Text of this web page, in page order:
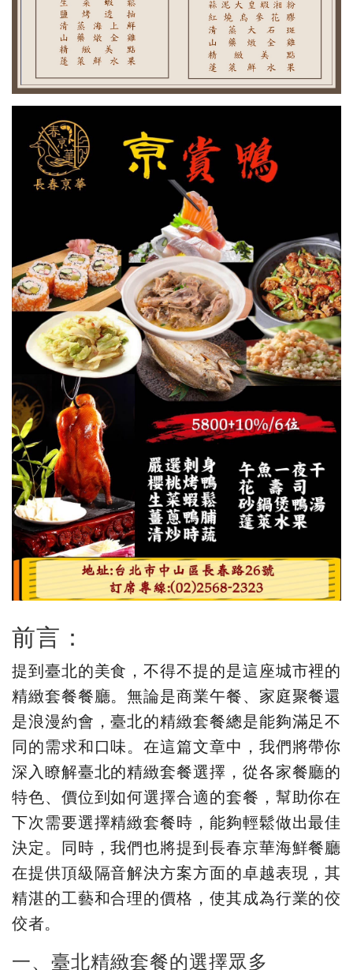
前言：
提到臺北的美食，不得不提的是這座城市裡的
精緻套餐餐廳。無論是商業午餐、家庭聚餐還
是浪漫約會，臺北的精緻套餐總是能夠滿足不
同的需求和口味。在這篇文章中，我們將帶你
深入瞭解臺北的精緻套餐選擇，從各家餐廳的
特色、價位到如何選擇合適的套餐，幫助你在
下次需要選擇精緻套餐時，能夠輕鬆做出最佳
決定。同時，我們也將提到長春京華海鮮餐廳
在提供頂級隔音解決方案方面的卓越表現，其
精湛的工藝和合理的價格，使其成為行業的佼
佼者。
一、臺北精緻套餐的選擇眾多